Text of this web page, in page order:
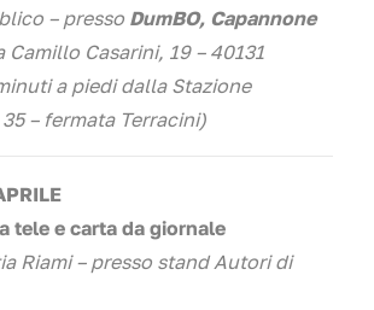
– presso DumBO, Capannone
Casarini, 19 – 40131
a piedi dalla Stazione
– fermata Terracini)
tele e carta da giornale
Riami – presso stand Autori di